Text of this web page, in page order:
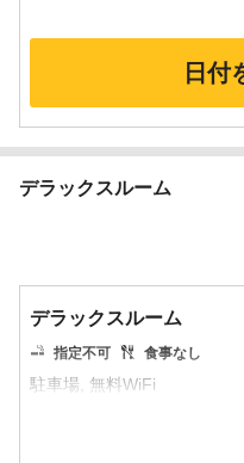
日付
デラックスルーム
デラックスルーム
指定不可 食事なし